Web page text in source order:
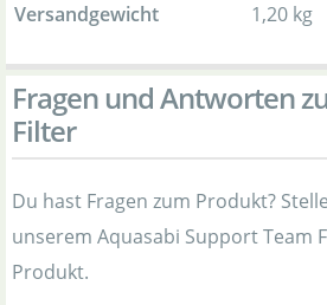
Versandgewicht
1,20 kg
Fragen und Antworten
Filter
Du hast Fragen zum Produkt?
unserem Aquasabi Support Team
Produkt.